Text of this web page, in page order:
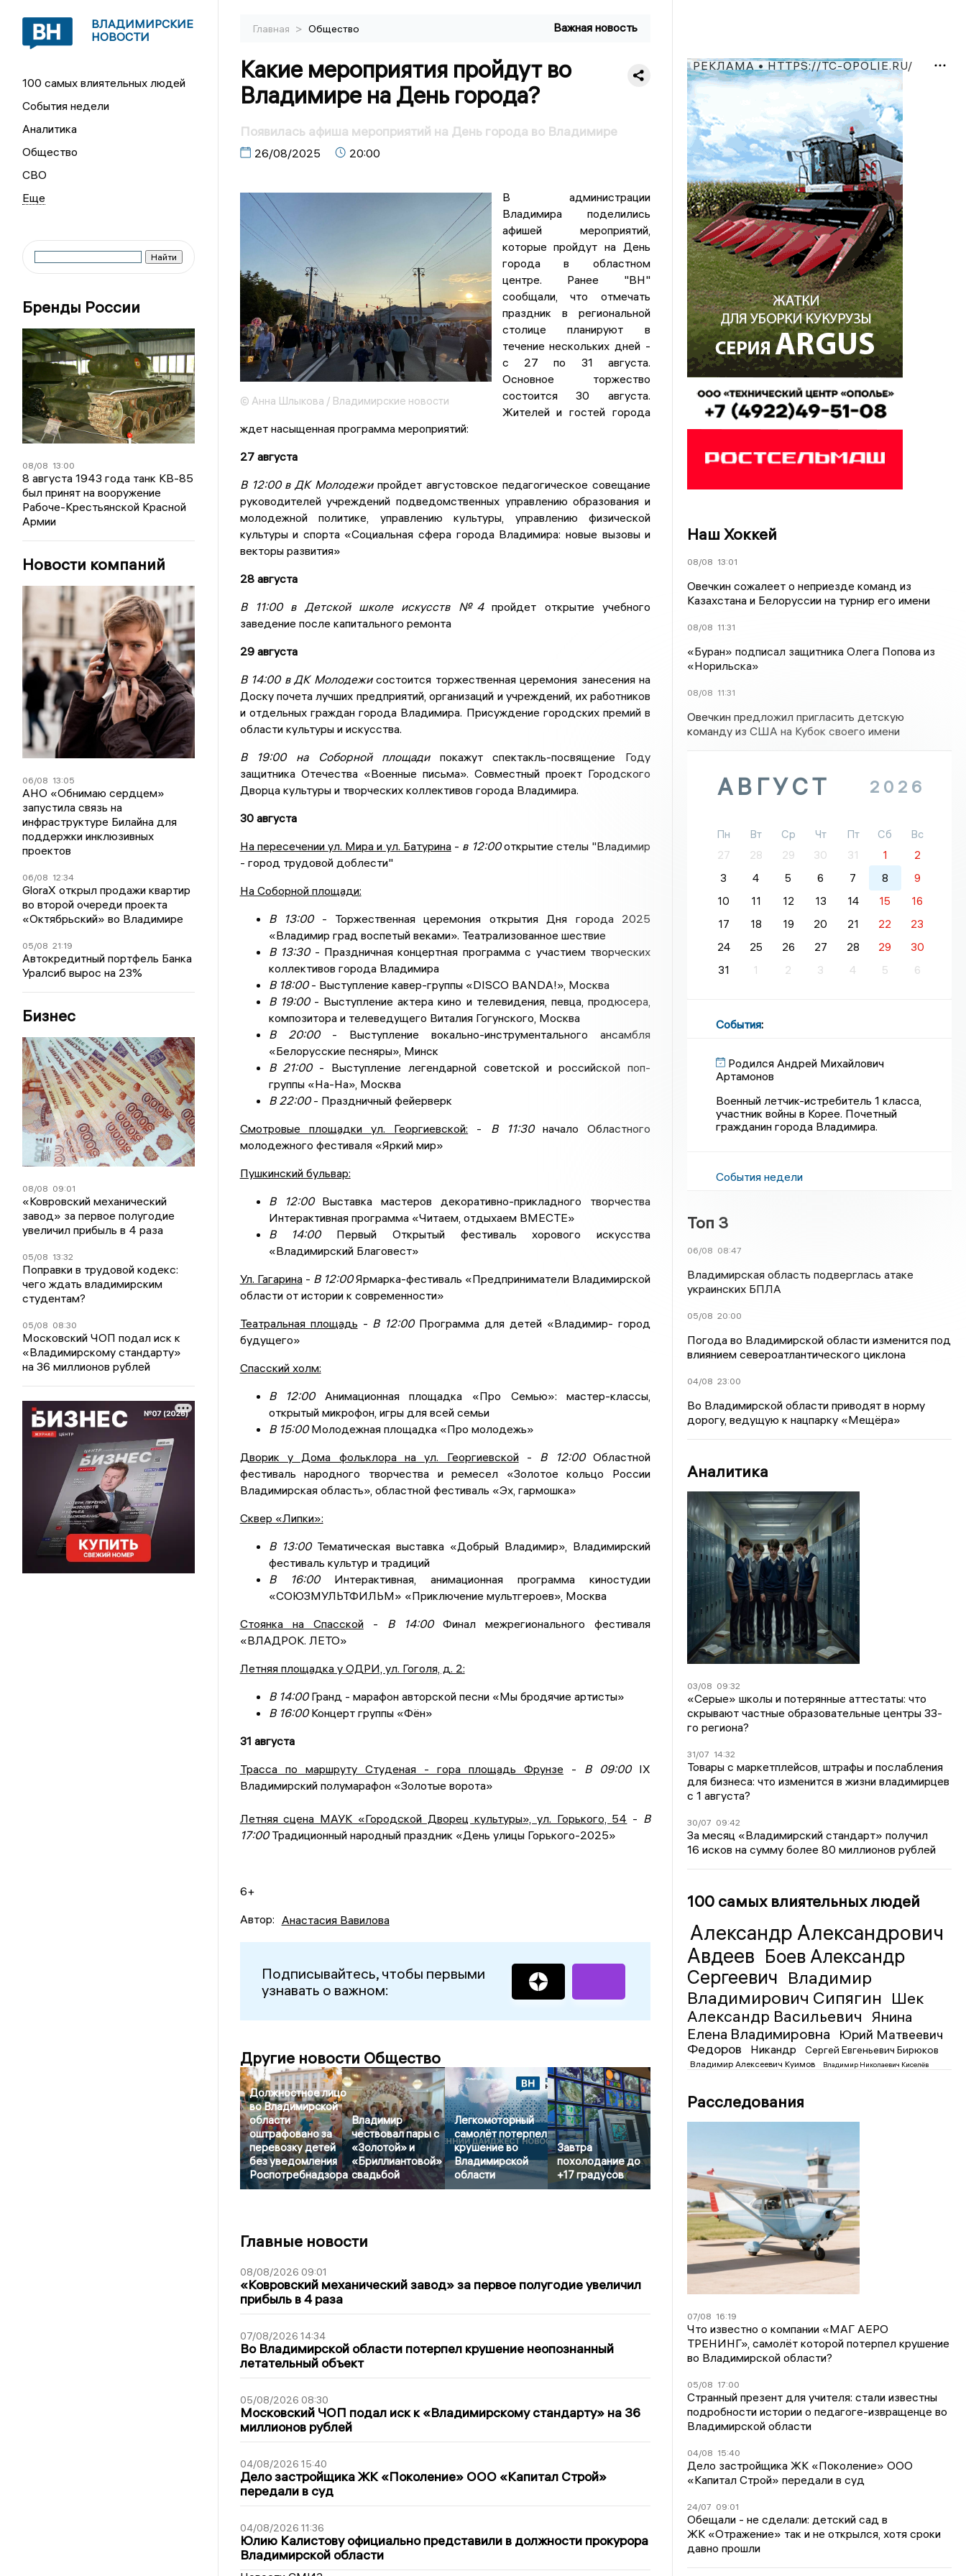
ВЛАДИМИРСКИЕ
НОВОСТИ
100 самых влиятельных людей
События недели
Аналитика
Общество
СВО
Бренды России
08/08 13:00
8 августа 1943 года танк КВ-85
был принят на вооружение
Рабоче-Крестьянской Красной
Армии
Новости компаний
06/08 13:05
АНО «Обнимаю сердцем»
запустила связь на
инфраструктуре Билайна для
поддержки инклюзивных
проектов
06/08 12:34
GloraX открыл продажи квартир
во второй очереди проекта
«Октябрьский» во Владимире
05/08 21:19
Автокредитный портфель Банка
Уралсиб вырос на 23%
Бизнес
08/08 09:01
«Ковровский механический
завод» за первое полугодие
увеличил прибыль в 4 раза
05/08 13:32
Поправки в трудовой кодекс:
чего ждать владимирским
студентам?
05/08 08:30
Московский ЧОП подал иск к
«Владимирскому стандарту»
на 36 миллионов рублей
Главная > Общество Важная новость
Какие мероприятия пройдут во
Владимире на День города?
Появилась афиша мероприятий на День города во Владимире
26/08/2025 20:00
© Анна Шлыкова / Владимирские новости
В администрации
Владимира поделились
афишей мероприятий,
которые пройдут на День
города в областном
центре. Ранее "ВН"
сообщали, что отмечать
праздник в региональной
столице планируют в
течение нескольких дней -
с 27 по 31 августа.
Основное торжество
состоится 30 августа.
Жителей и гостей города
ждет насыщенная программа мероприятий:
27 августа
В 12:00 в ДК Молодежипройдет августовское педагогическое совещание
руководителей учреждений подведомственных управлению образования и
молодежной политике, управлению культуры, управлению физической
культуры и спорта «Социальная сфера города Владимира: новые вызовы и
векторы развития»
28 августа
В 11:00 в Детской школе искусств №4пройдет открытие учебного
заведение после капитального ремонта
29 августа
В 14:00 в ДК Молодежисостоится торжественная церемония занесения на
Доску почета лучших предприятий, организаций и учреждений, их работников
и отдельных граждан города Владимира. Присуждение городских премий в
области культуры и искусства.
В 19:00 на Соборной площадипокажут спектакль-посвящение Году
защитника Отечества «Военные письма». Совместный проект Городского
Дворца культуры и творческих коллективов города Владимира.
30 августа
На пересечении ул. Мира и ул. Батурина- в 12:00открытие стелы "Владимир
- город трудовой доблести"
На Соборной площади:
В 13:00- Торжественная церемония открытия Дня города 2025
«Владимир град воспетый веками». Театрализованное шествие
В 13:30- Праздничная концертная программа с участием творческих
коллективов города Владимира
В 18:00- Выступление кавер-группы «DISCO BANDA!», Москва
В 19:00- Выступление актера кино и телевидения, певца, продюсера,
композитора и телеведущего Виталия Гогунского, Москва
В 20:00- Выступление вокально-инструментального ансамбля
«Белорусские песняры», Минск
В 21:00- Выступление легендарной советской и российской поп-
группы «На-На», Москва
В 22:00- Праздничный фейерверк
Смотровые площадки ул. Георгиевской: - В 11:30начало Областного
молодежного фестиваля «Яркий мир»
Пушкинский бульвар:
В 12:00Выставка мастеров декоративно-прикладного творчества
Интерактивная программа «Читаем, отдыхаем ВМЕСТЕ»
В 14:00Первый Открытый фестиваль хорового искусства
«Владимирский Благовест»
Ул. Гагарина- В 12:00Ярмарка-фестиваль «Предприниматели Владимирской
области от истории к современности»
Театральная площадь - В 12:00Программа для детей «Владимир- город
будущего»
Спасский холм:
В 12:00Анимационная площадка «Про Семью»: мастер-классы,
открытый микрофон, игры для всей семьи
В 15:00Молодежная площадка «Про молодежь»
Дворик у Дома фольклора на ул. Георгиевской- В 12:00Областной
фестиваль народного творчества и ремесел «Золотое кольцо России
Владимирская область», областной фестиваль «Эх, гармошка»
Сквер «Липки»:
В 13:00Тематическая выставка «Добрый Владимир», Владимирский
фестиваль культур и традиций
В 16:00 Интерактивная, анимационная программа киностудии
«СОЮЗМУЛЬТФИЛЬМ» «Приключение мультгероев», Москва
Стоянка на Спасской- В 14:00Финал межрегионального фестиваля
«ВЛАДРОК. ЛЕТО»
Летняя площадка у ОДРИ, ул. Гоголя, д. 2:
В 14:00Гранд - марафон авторской песни «Мы бродячие артисты»
В 16:00Концерт группы «Фён»
31 августа
Трасса по маршруту Студеная - гора площадь Фрунзе - В 09:00ІХ
Владимирский полумарафон «Золотые ворота»
Летняя сцена МАУК «Городской Дворец культуры», ул. Горького, 54 - В
17:00Традиционный народный праздник «День улицы Горького-2025»
6+
Автор: Анастасия Вавилова
Подписывайтесь, чтобы первыми
узнавать о важном:
Другие новости Общество
Должностное лицо
во Владимирской
области
оштрафовано за
перевозку детей
без уведомления
Роспотребнадзора
Владимир
чествовал пары с
«Золотой» и
«Бриллиантовой»
свадьбой
Легкомоторный
самолёт потерпел
крушение во
Владимирской
области
Завтра
похолодание до
+17 градусов
Главные новости
08/08/2026 09:01
«Ковровский механический завод» за первое полугодие увеличил
прибыль в 4 раза
07/08/2026 14:34
Во Владимирской области потерпел крушение неопознанный
летательный объект
05/08/2026 08:30
Московский ЧОП подал иск к «Владимирскому стандарту» на 36
миллионов рублей
04/08/2026 15:40
Дело застройщика ЖК «Поколение» ООО «Капитал Строй»
передали в суд
04/08/2026 11:36
Юлию Калистову официально представили в должности прокурора
Владимирской области
РЕКЛАМА • HTTPS://TC-OPOLIE.RU/
Наш Хоккей
08/08 13:01
Овечкин сожалеет о неприезде команд из
Казахстана и Белоруссии на турнир его имени
08/08 11:31
«Буран» подписал защитника Олега Попова из
«Норильска»
08/08 11:31
Овечкин предложил пригласить детскую
команду из США на Кубок своего имени
АВГУСТ 2026
Пн Вт Ср Чт Пт Сб
Вс
27
28 29 30 31 1
2
3
4 5 6 7 8
9
10
11 12 13 14 15
16
17
18 19 20 21 22
23
24
25 26 27 28 29
30
31
1 2 3 4 5 6
События:
Родился Андрей Михайлович
Артамонов
Военный летчик-истребитель 1 класса,
участник войны в Корее. Почетный
гражданин города Владимира.
События недели
Топ 3
06/08 08:47
Владимирская область подверглась атаке
украинских БПЛА
05/08 20:00
Погода во Владимирской области изменится под
влиянием североатлантического циклона
04/08 23:00
Во Владимирской области приводят в норму
дорогу, ведущую к нацпарку «Мещёра»
Аналитика
03/08 09:32
«Серые» школы и потерянные аттестаты: что
скрывают частные образовательные центры 33-
го региона?
31/07 14:32
Товары с маркетплейсов, штрафы и послабления
для бизнеса: что изменится в жизни владимирцев
с 1 августа?
30/07 09:42
За месяц «Владимирский стандарт» получил
16 исков на сумму более 80 миллионов рублей
100 самых влиятельных людей
Александр Александрович
Авдеев Боев Александр
Сергеевич Владимир
Владимирович Сипягин Шек
Александр Васильевич
Янина
Елена Владимировна
Юрий Матвеевич
Федоров
Никандр Сергей Евгеньевич Бирюков
Владимир Алексеевич Куимов Владимир Николаевич Киселёв
Расследования
07/08 16:19
Что известно о компании «МАГ АЕРО
ТРЕНИНГ», самолёт которой потерпел крушение
во Владимирской области?
05/08 17:00
Странный презент для учителя: стали известны
подробности истории о педагоге-извращенце во
Владимирской области
04/08 15:40
Дело застройщика ЖК «Поколение» ООО
«Капитал Строй» передали в суд
24/07 09:01
Обещали - не сделали: детский сад в
ЖК «Отражение» так и не открылся, хотя сроки
давно прошли